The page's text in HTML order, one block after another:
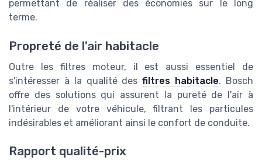
permettant de réaliser des économies sur le long
terme.
Propreté de l'air habitacle
Outre les filtres moteur, il est aussi essentiel de
s'intéresser à la qualité desfiltres habitacle. Bosch
offre des solutions qui assurent la pureté de l'air à
l'intérieur de votre véhicule, filtrant les particules
indésirables et améliorant ainsi le confort de conduite.
Rapport qualité-prix